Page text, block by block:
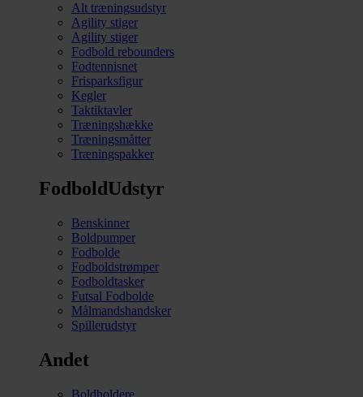
Alt træningsudstyr
Agility stiger
Agility stiger
Fodbold rebounders
Fodtennisnet
Frisparksfigur
Kegler
Taktiktavler
Træningshække
Træningsmåtter
Træningspakker
FodboldUdstyr
Benskinner
Boldpumper
Fodbolde
Fodboldstrømper
Fodboldtasker
Futsal Fodbolde
Målmandshandsker
Spillerudstyr
Andet
Boldholdere